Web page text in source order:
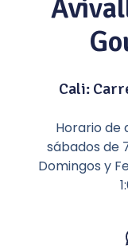
Cali:
Horario de
sábados de
Domingos y